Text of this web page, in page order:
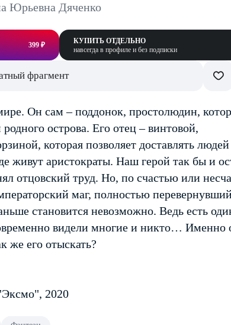
Юрьевна Дяченко
399 ₽
КУПИТЬ ОТДЕЛЬНО
навсегда в профиле и без подписки
фрагмент
Он сам – поддонок, простолюдин,
острова. Его отец – винтовой,
которая позволяет доставлять
живут аристократы. Наш герой так бы и
отцовский труд. Но, по счастью или
маг, полностью
становится невозможно. Ведь есть
видели многие и никто…
же его отыскать?
2020